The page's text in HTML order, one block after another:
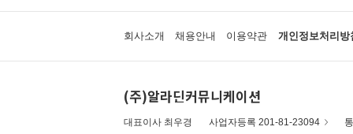
회사소개 채용안내 이용약관 개인정보처리방
(주)알라딘커뮤니케이션
대표이사 최우경 사업자등록 201-81-23094